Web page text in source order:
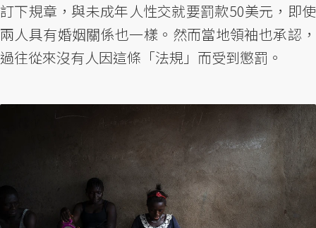
訂下規章，與未成年人性交就要罰款50美元，即使
兩人具有婚姻關係也一樣。然而當地領袖也承認，
過往從來沒有人因這條「法規」而受到懲罰。